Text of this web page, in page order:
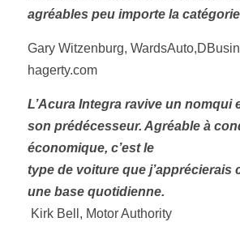
agréables peu importe la
Gary Witzenburg,
hagerty.com
L’Acura Integra ravive un nomqui
son prédécesseur. Agréable à
économique, c’est le
type de voiture que j’apprécierais
une base quotidienne.
Kirk Bell, Motor Authority